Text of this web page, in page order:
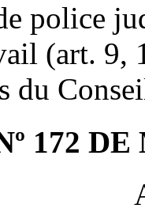
police
(art. 9,
du
172